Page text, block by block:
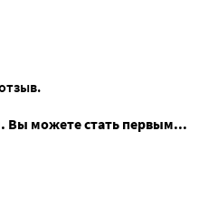
Вы можете стать первым...